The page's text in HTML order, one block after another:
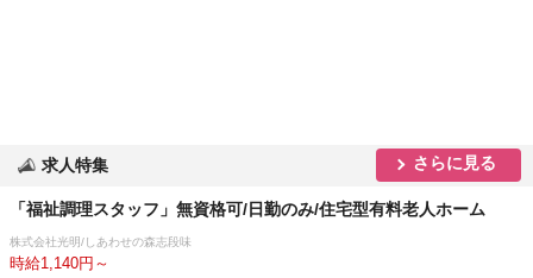
求人特集 さらに見る
「福祉調理スタッフ」無資格可/日勤のみ/住宅型有料老人ホーム
株式会社光明/しあわせの森志段味
時給1,140円～